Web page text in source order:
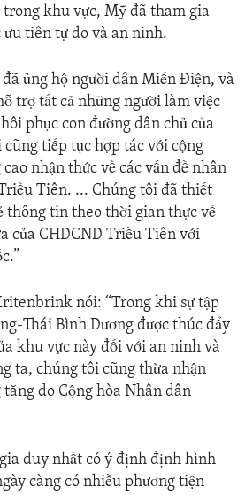
khu vực, Mỹ đã tham gia
ưu tiên tự do và an ninh.
ủng hộ người dân Miến Điện, và
trợ tất cả những người làm việc
phục con đường dân chủ của
tiếp tục hợp tác với cộng
nhận thức về các vấn đề nhân
Tiên. ... Chúng tôi đã thiết
thông tin theo thời gian thực về
của CHDCND Triều Tiên với
nói: “Trong khi sự tập
Thái Bình Dương được thúc đẩy
khu vực này đối với an ninh và
ta, chúng tôi cũng thừa nhận
do Cộng hòa Nhân dân
duy nhất có ý định định hình
càng có nhiều phương tiện